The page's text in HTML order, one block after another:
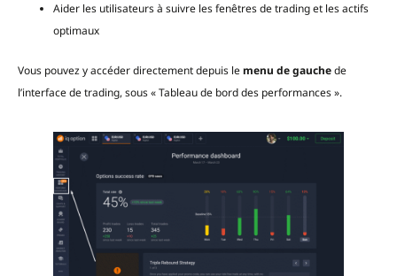
Aider les utilisateurs à suivre les fenêtres de trading et les actifs
optimaux
Vous pouvez y accéder directement depuis lemenu de gauchede
l’interface de trading, sous « Tableau de bord des performances ».